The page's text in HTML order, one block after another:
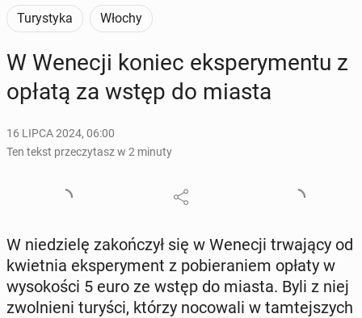
Turystyka Włochy
W Wenecji koniec eks­pe­ry­men­tu z
opłatą za wstęp do miasta
16 LIPCA 2024, 06:00
Ten tekst przeczytasz w 2 minuty
W nie­dzie­lę za­koń­czył się w Wenecji trwa­ją­cy od
kwiet­nia eks­pe­ry­ment z po­bie­ra­niem opłaty w
wy­so­ko­ści 5 euro ze wstęp do miasta. Byli z niej
zwol­nie­ni turyści, którzy no­co­wa­li w tam­tej­szych